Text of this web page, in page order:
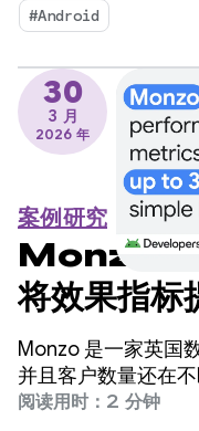
球市场，累计注册
#Android
30
3 月
2026 年
案例研究
Monzo 通
将效果指
Monzo 是一家英国
并且客户数量还在
工程团队发现应用
阅读用时：2 分钟